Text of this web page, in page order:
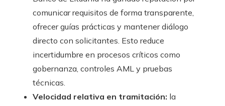
comunicar requisitos de forma transparente,
ofrecer guías prácticas y mantener diálogo
directo con solicitantes. Esto reduce
incertidumbre en procesos críticos como
gobernanza, controles AML y pruebas
técnicas.
Velocidad relativa en tramitación: la